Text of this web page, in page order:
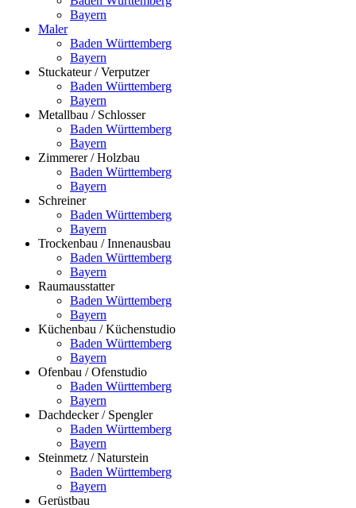
Bayern
Maler
Baden Württemberg
Bayern
Stuckateur / Verputzer
Baden Württemberg
Bayern
Metallbau / Schlosser
Baden Württemberg
Bayern
Zimmerer / Holzbau
Baden Württemberg
Bayern
Schreiner
Baden Württemberg
Bayern
Trockenbau / Innenausbau
Baden Württemberg
Bayern
Raumausstatter
Baden Württemberg
Bayern
Küchenbau / Küchenstudio
Baden Württemberg
Bayern
Ofenbau / Ofenstudio
Baden Württemberg
Bayern
Dachdecker / Spengler
Baden Württemberg
Bayern
Steinmetz / Naturstein
Baden Württemberg
Bayern
Gerüstbau